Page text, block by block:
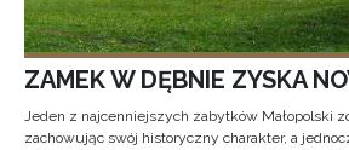
ZAMEK W DĘBNIE ZYSKA
Jeden z najcenniejszych zabytków Małopolski
zachowując swój historyczny charakter, a